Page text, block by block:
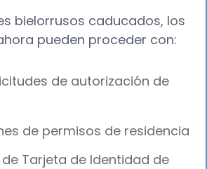
bielorrusos caducados, los
pueden proceder con:
de autorización de
de permisos de residencia
Tarjeta de Identidad de